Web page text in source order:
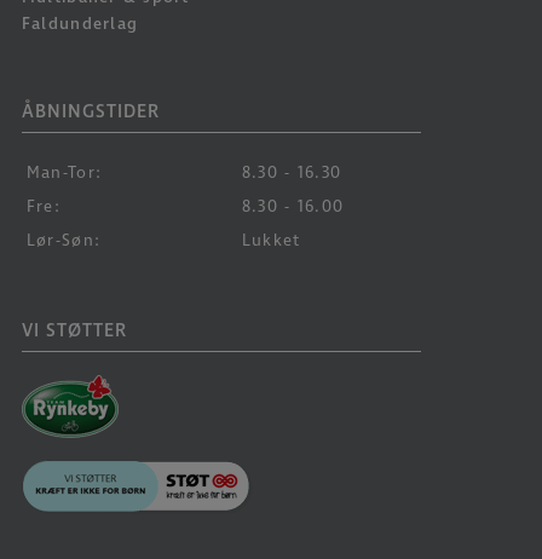
Faldunderlag
ÅBNINGSTIDER
Man-Tor:
8.30 - 16.30
Fre:
8.30 - 16.00
Lør-Søn:
Lukket
VI STØTTER